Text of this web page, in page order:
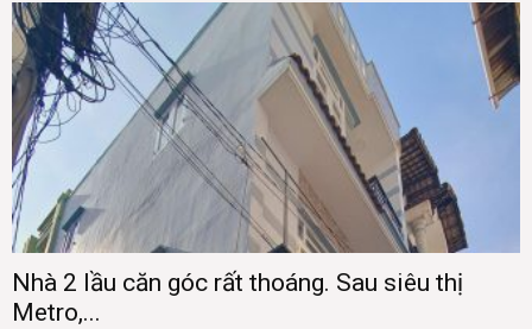
Nhà 2 lầu căn góc rất thoáng. Sau siêu thị
Metro,...